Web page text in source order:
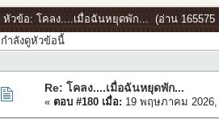
หัวข้อ: โคลง....เมื่อฉันหยุดพัก... (อ่าน 165575
ำลังดูหัวข้อนี้
Re: โคลง....เมื่อฉันหยุดพัก...
« ตอบ #180 เมื่อ: 19 พฤษภาคม 2026,